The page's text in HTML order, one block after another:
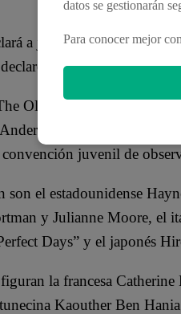
a jóvenes cineastas que
Fremaux.
Old Oak”, sobre la
trae “Asteroid
juvenil de
son el estadounidense
y Julianne Moore,
Days” y el japonés
la francesa
Kaouther Ben
datos se gestionarán
Para conocer mejor